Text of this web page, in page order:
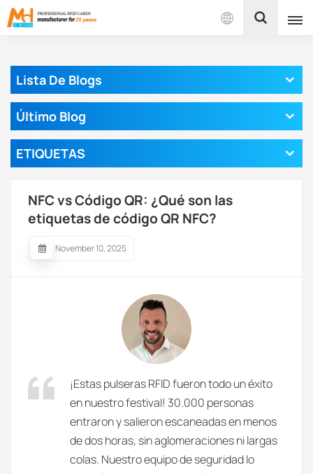
Español
بالعربية
Lista De Blogs
Último Blog
ETIQUETAS
NFC vs Código QR: ¿Qué son las
etiquetas de código QR NFC?
November 10, 2025
¡Estas pulseras RFID fueron todo un éxito
en nuestro festival! 30.000 personas
entraron y salieron escaneadas en menos
de dos horas, sin aglomeraciones ni largas
colas. Nuestro equipo de seguridad lo